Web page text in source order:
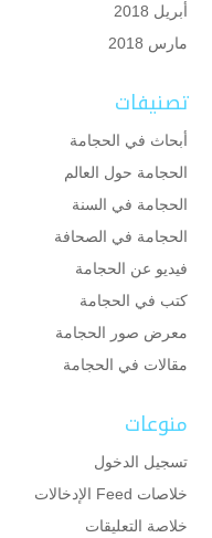
أبريل 2018
مارس 2018
تصنيفات
أبحاث في الحجامة
الحجامة حول العالم
الحجامة في السنة
الحجامة في الصحافة
فيديو عن الحجامة
كتب في الحجامة
معرض صور الحجامة
مقالات في الحجامة
منوعات
تسجيل الدخول
خلاصات Feed الإدخالات
خلاصة التعليقات